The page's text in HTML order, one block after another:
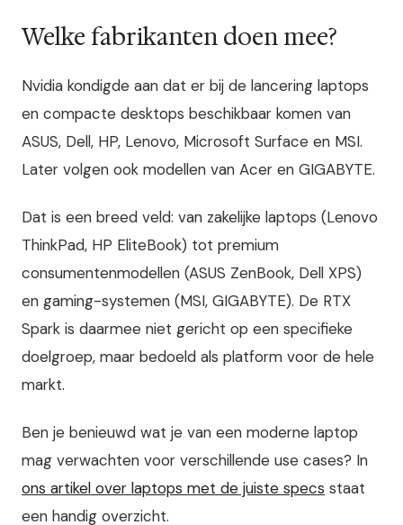
Welke fabrikanten doen mee?
Nvidia kondigde aan dat er bij de lancering laptops
en compacte desktops beschikbaar komen van
ASUS, Dell, HP, Lenovo, Microsoft Surface en MSI.
Later volgen ook modellen van Acer en GIGABYTE.
Dat is een breed veld: van zakelijke laptops (Lenovo
ThinkPad, HP EliteBook) tot premium
consumentenmodellen (ASUS ZenBook, Dell XPS)
en gaming-systemen (MSI, GIGABYTE). De RTX
Spark is daarmee niet gericht op een specifieke
doelgroep, maar bedoeld als platform voor de hele
markt.
Ben je benieuwd wat je van een moderne laptop
mag verwachten voor verschillende use cases? In
ons artikel over laptops met de juiste specs staat
een handig overzicht.